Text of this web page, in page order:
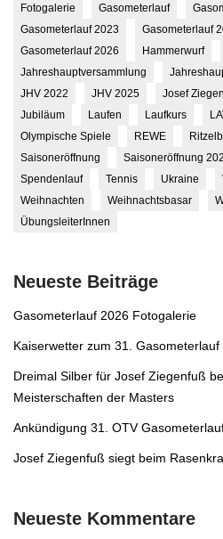
Fotogalerie
Gasometerlauf
Gasometerlauf 2023
Gasometerlauf
Gasometerlauf 2026
Hammerwurf
Jahreshauptversammlung
JHV 2022
JHV 2025 Josef
Jubiläum
Laufen Laufkurs
Olympische Spiele
REWE
Saisoneröffnung
Saisoneröffnung
Spendenlauf
Tennis Ukraine
Weihnachten
Weihnachtsbasar
ÜbungsleiterInnen
Neueste Beiträge
Gasometerlauf 2026 Fotogalerie
Kaiserwetter zum 31.
Dreimal Silber für Josef Ziegenfuß
Meisterschaften der Masters
Ankündigung 31. OTV
Josef Ziegenfuß siegt beim
Neueste Kommentare